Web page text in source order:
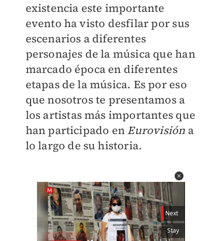
existencia este importante
evento ha visto desfilar por sus
escenarios a diferentes
personajes de la música que han
marcado época en diferentes
etapas de la música. Es por eso
que nosotros te presentamos a
los artistas más importantes que
han participado en Eurovisión a
lo largo de su historia.